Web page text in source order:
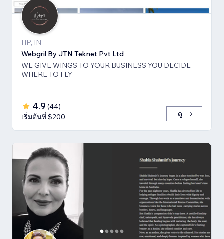
HP, IN
Webgril By JTN Teknet Pvt Ltd
WE GIVE WINGS TO YOUR BUSINESS YOU DECIDE
WHERE TO FLY
4.9 (44)
เริ่มต้นที่ $200
ดู